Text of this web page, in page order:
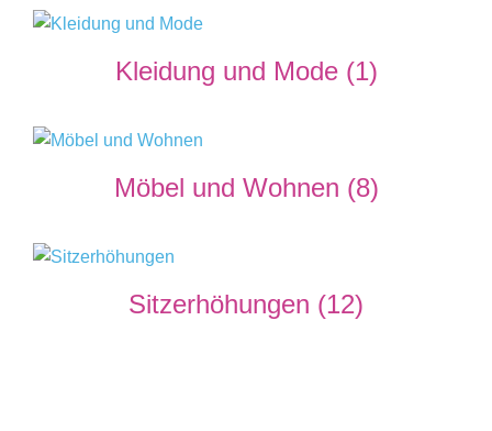
Kleidung und Mode (1)
Möbel und Wohnen (8)
Sitzerhöhungen (12)